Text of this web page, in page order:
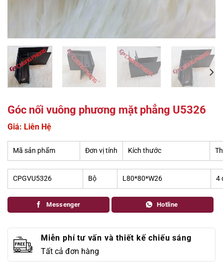
Góc nối vuông phương mặt phẳng U5326
Giá: Liên Hệ
Mã sản phẩm Đơn vị tính Kích thước
CPGVU5326 Bộ L80*80*W26 4
Messenger Hotline
Miễn phí tư vấn và thiết kế chiếu sáng
Tất cả đơn hàng